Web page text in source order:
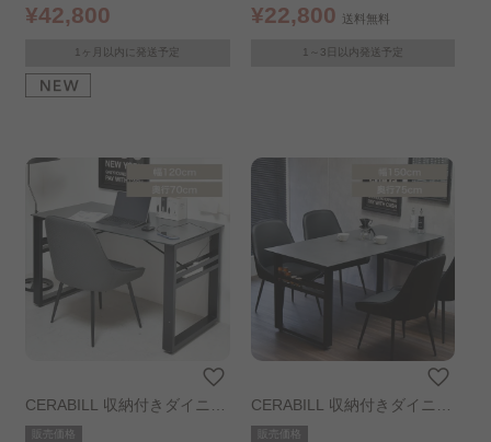
¥42,800
1ヶ月以内に発送予定
¥22,800 送料無料
1～3日以内発送予定
CERABILL 収納付きダイニン
グテーブル 幅120cm ダーク
販売価格
CERABILL 収納付きダイニン
グテーブル 幅150cm ダーク
販売価格